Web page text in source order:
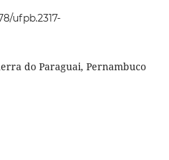
ufpb.2317-
do Paraguai, Pernambuco